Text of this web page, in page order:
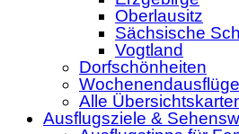
Oberlausitz
Sächsische
Vogtland
Dorfschönheiten
Wochenendausflüge
Alle
Ausflugsziele &